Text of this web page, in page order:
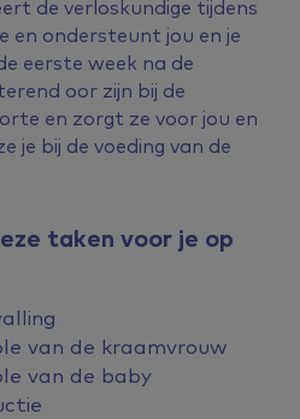
de verloskundige tijdens
en ondersteunt jou en je
eerste week na de
oor zijn bij de
en zorgt ze voor jou en
je bij de voeding van de
taken voor je op
van de kraamvrouw
van de baby